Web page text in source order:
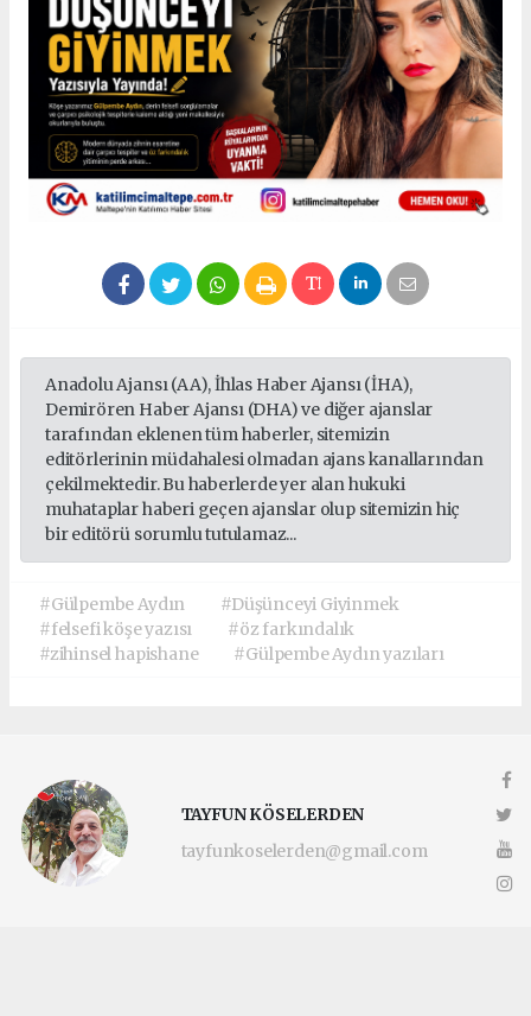
Anadolu Ajansı (AA), İhlas Haber Ajansı (İHA),
Demirören Haber Ajansı (DHA) ve diğer ajanslar
tarafından eklenen tüm haberler, sitemizin
editörlerinin müdahalesi olmadan ajans kanallarından
çekilmektedir. Bu haberlerde yer alan hukuki
muhataplar haberi geçen ajanslar olup sitemizin hiç
bir editörü sorumlu tutulamaz...
#Gülpembe Aydın
#Düşünceyi Giyinmek
#felsefi köşe yazısı
#öz farkındalık
#zihinsel hapishane
#Gülpembe Aydın yazıları
TAYFUN KÖSELERDEN
tayfunkoselerden@gmail.com